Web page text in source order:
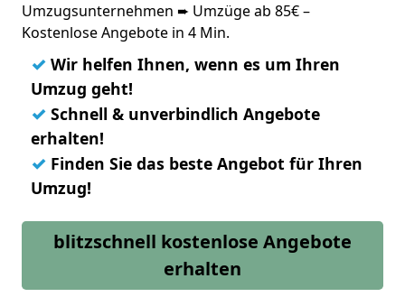
Umzugsunternehmen ➨ Umzüge ab 85€ –
Kostenlose Angebote in 4 Min.
✓ Wir helfen Ihnen, wenn es um Ihren
Umzug geht!
✓ Schnell & unverbindlich Angebote
erhalten!
✓ Finden Sie das beste Angebot für Ihren
Umzug!
blitzschnell kostenlose Angebote
erhalten